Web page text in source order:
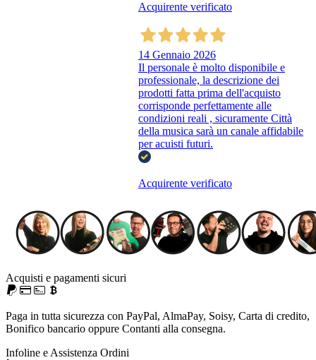
Acquirente verificato
14 Gennaio 2026
Il personale è molto disponibile e
professionale, la descrizione dei
prodotti fatta prima dell'acquisto
corrisponde perfettamente alle
condizioni reali , sicuramente Città
della musica sarà un canale affidabile
per acuisti futuri.
Acquirente verificato
Acquisti e pagamenti sicuri
Paga in tutta sicurezza con PayPal, AlmaPay, Soisy, Carta di credito,
Bonifico bancario oppure Contanti alla consegna.
Infoline e Assistenza Ordini